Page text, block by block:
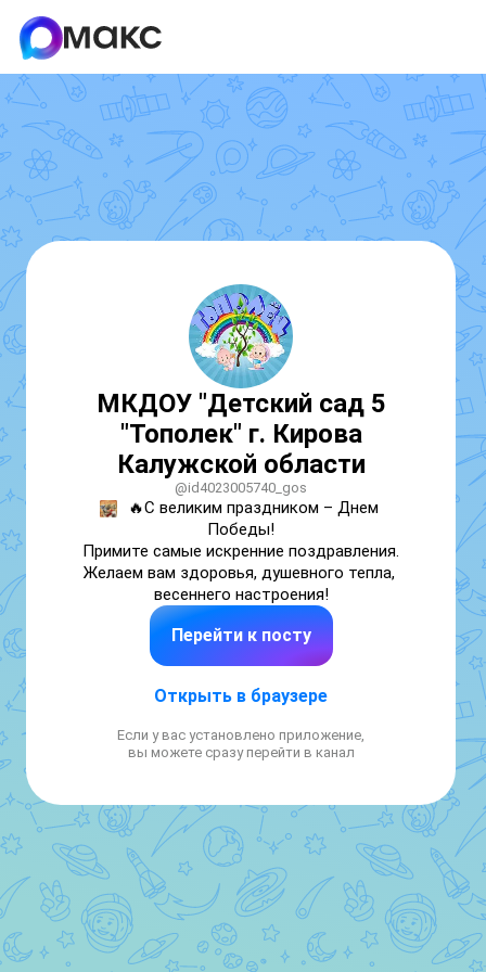
МКДОУ "Детский сад 5
"Тополек" г. Кирова
Калужской области
@id4023005740_gos
🔥С великим праздником – Днем
Победы!
Примите самые искренние поздравления.
Желаем вам здоровья, душевного тепла,
весеннего настроения!
Перейти к посту
Открыть в браузере
Если у вас установлено приложение,
вы можете сразу перейти в канал